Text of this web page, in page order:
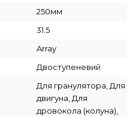
250мм
31.5
Array
Двоступеневий
Для гранулятора, Для
двигуна, Для
дровокола (колуна),